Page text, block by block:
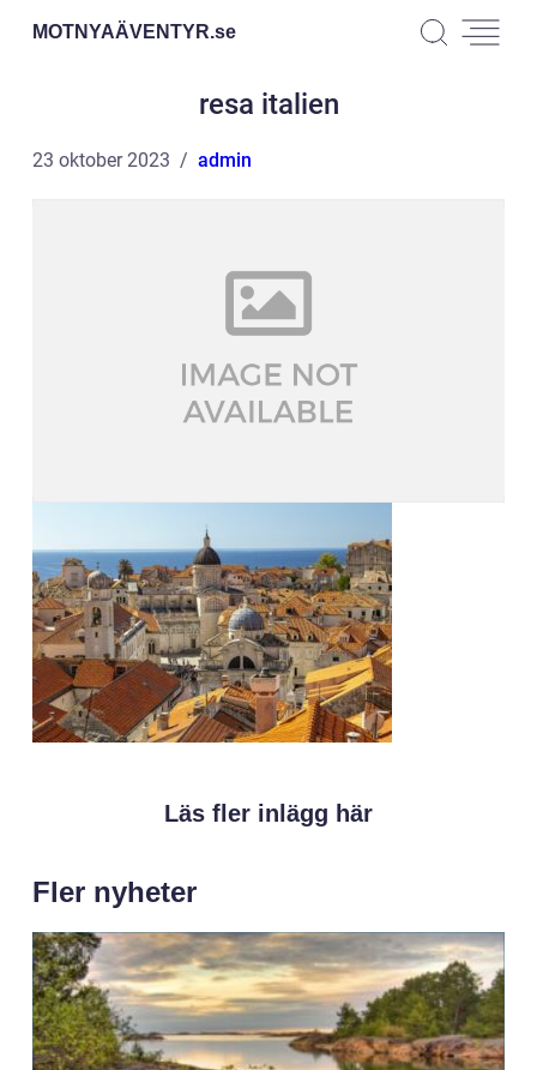
MOTNYAÄVENTYR.se
resa italien
23 oktober 2023 admin
Läs fler inlägg här
Fler nyheter